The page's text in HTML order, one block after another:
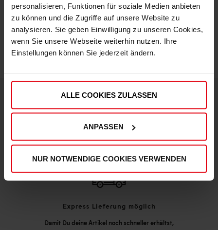
personalisieren, Funktionen für soziale Medien anbieten
zu können und die Zugriffe auf unsere Website zu
analysieren. Sie geben Einwilligung zu unseren Cookies,
wenn Sie unsere Webseite weiterhin nutzen. Ihre
Einstellungen können Sie jederzeit ändern.
ALLE COOKIES ZULASSEN
ANPASSEN
NUR NOTWENDIGE COOKIES VERWENDEN
IN DEN WARENKORB
DEINE VORTEILE IN UNSEREM SHOP
Express Lieferung möglich
Damit Du deine Artikel noch schneller erhältst,